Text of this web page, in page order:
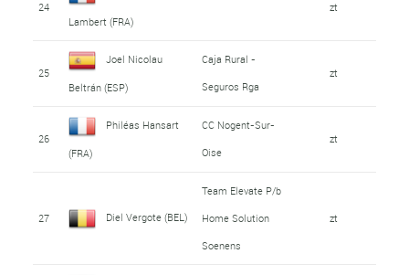
24
Lambert (FRA)
zt
25
Joel Nicolau
Beltrán (ESP)
Caja Rural -
Seguros Rga
zt
26
Philéas Hansart
(FRA)
CC Nogent-Sur-
Oise
zt
27 Diel Vergote (BEL)
Team Elevate P/b
Home Solution
Soenens
zt